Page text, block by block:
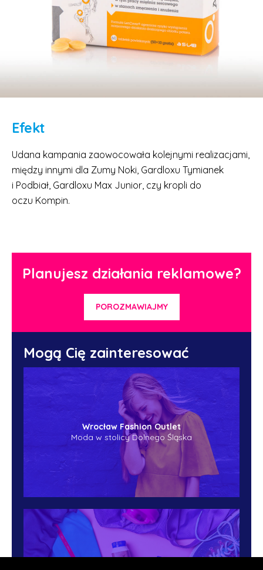
Efekt
Udana kampania zaowocowała kolejnymi realizacjami,
między innymi dla Zumy Noki, Gardloxu Tymianek
i Podbiał, Gardloxu Max Junior, czy kropli do
oczu Kompin.
Planujesz działania reklamowe?
POROZMAWIAJMY
Mogą Cię zainteresować
Wrocław Fashion Outlet
Moda w stolicy Dolnego Śląska